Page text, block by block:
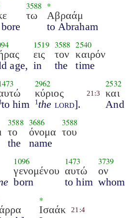
3588
τω
*
Αβραάμ
to Abraham
age,
1519
εις
in
3588
τον
the
2540
καιρόν
time
to him
2962
κύριος
1 the lord].
21:3
2532
και
And
3588
το
the
3686
όνομα
name
3588
του
1096
γενομένου
born
1473
αυτώ
to him
3739
ον
whom
*
Ισαάκ
21:4